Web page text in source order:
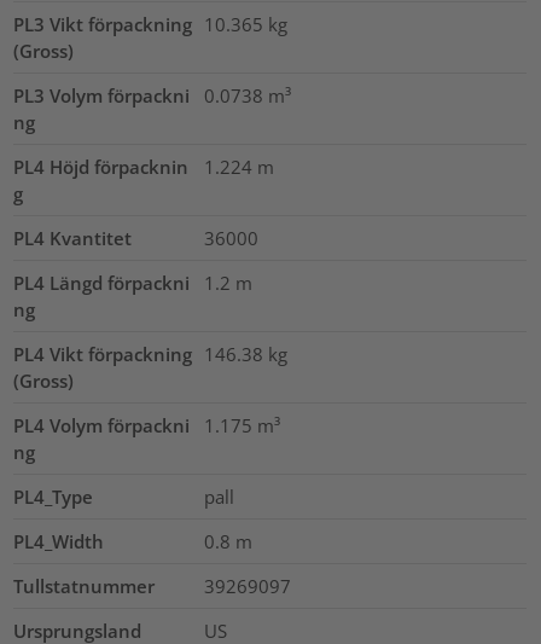
PL3 Vikt förpackning
(Gross)
10.365 kg
PL3 Volym förpackni
ng
0.0738 m³
PL4 Höjd förpacknin
g
1.224 m
PL4 Kvantitet
36000
PL4 Längd förpackni
ng
1.2 m
PL4 Vikt förpackning
(Gross)
146.38 kg
PL4 Volym förpackni
ng
1.175 m³
PL4_Type
pall
PL4_Width
0.8 m
Tullstatnummer
39269097
Ursprungsland
US